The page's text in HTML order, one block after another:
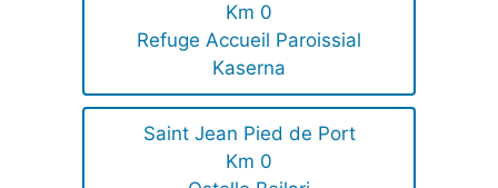
Km 0
Refuge Accueil Paroissial
Kaserna
Saint Jean Pied de Port
Km 0